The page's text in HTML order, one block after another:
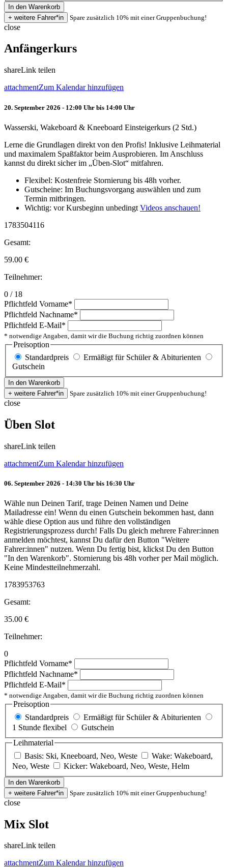
Spare zusätzlich 10% mit einer Gruppenbuchung!
close
Anfängerkurs
shareLink teilen
attachmentZum Kalendar hinzufügen
20. September 2026 - 12:00 Uhr bis 14:00 Uhr
Wasserski, Wakeboard & Kneeboard Einsteigerkurs (2 Std.)
Lerne die Grundlagen direkt von den Profis! Inklusive Leihmaterial
und maximalem Spaßfaktor beim Ausprobieren. Im Anschluss
kannst du direkt sicher im „Üben-Slot“ mitfahren.
Flexibel: Kostenfreie Stornierung bis 48h vorher.
Gutscheine: Im Buchungsvorgang auswählen und zum
Termin mitbringen.
Wichtig: vor Kursbeginn unbedingt Videos anschauen!
1783504116
Gesamt:
59.00 €
Teilnehmer:
0 / 18
Pflichtfeld Vorname*
Pflichtfeld Nachname*
Pflichtfeld E-Mail*
* notwendige Angaben, damit wir die Buchung richtig zuordnen können
Preisoption
Standardpreis
Ermäßigt für Schüler & Abiturienten
Gutschein
Spare zusätzlich 10% mit einer Gruppenbuchung!
close
Üben Slot
shareLink teilen
attachmentZum Kalendar hinzufügen
06. September 2026 - 14:30 Uhr bis 16:30 Uhr
Wähle nun Deinen Tarif, trage Deinen Namen und Deine
Mailadresse ein! Wenn du einen Gutschein bekommen hast, dann
wähle diese Option aus und führe den vollständigen
Registrierungsprozess durch! Falls Du gleich mehrere Fahrer:innen
anmelden möchtest, kannst Du dafür den Button "Weitere
Fahrer:innen" nutzen. Wenn Du fertig bist, klickst Du den Button
"In den Warenkorb". Stornierung bis 48h vorher per Mail möglich.
Keine Mindestteilnehmerzahl.
1783953763
Gesamt:
35.00 €
Teilnehmer:
0
Pflichtfeld Vorname*
Pflichtfeld Nachname*
Pflichtfeld E-Mail*
* notwendige Angaben, damit wir die Buchung richtig zuordnen können
Preisoption
Standardpreis
Ermäßigt für Schüler & Abiturienten
1 Stunde flexibel
Gutschein
Leihmaterial
Basis: Ski, Kneeboard, Neo, Weste
Wake: Wakeboard,
Neo, Weste
Kicker: Wakeboard, Neo, Weste, Helm
Spare zusätzlich 10% mit einer Gruppenbuchung!
close
Mix Slot
shareLink teilen
attachmentZum Kalendar hinzufügen